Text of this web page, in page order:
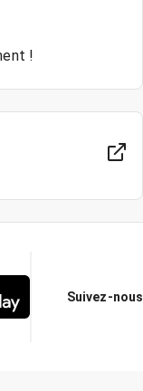
Suivez-nous